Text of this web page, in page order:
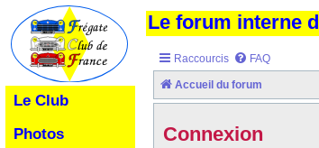
Le Club
Photos
Le forum interne
Raccourcis FAQ
Accueil du forum
Connexion